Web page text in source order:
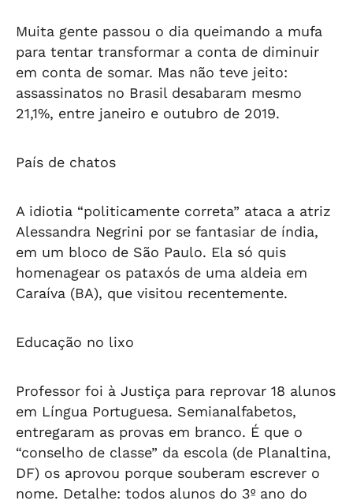
Muita gente passou o dia queimando a mufa
para tentar transformar a conta de diminuir
em conta de somar. Mas não teve jeito:
assassinatos no Brasil desabaram mesmo
21,1%, entre janeiro e outubro de 2019.
País de chatos
A idiotia “politicamente correta” ataca a atriz
Alessandra Negrini por se fantasiar de índia,
em um bloco de São Paulo. Ela só quis
homenagear os pataxós de uma aldeia em
Caraíva (BA), que visitou recentemente.
Educação no lixo
Professor foi à Justiça para reprovar 18 alunos
em Língua Portuguesa. Semianalfabetos,
entregaram as provas em branco. É que o
“conselho de classe” da escola (de Planaltina,
DF) os aprovou porque souberam escrever o
nome. Detalhe: todos alunos do 3º ano do